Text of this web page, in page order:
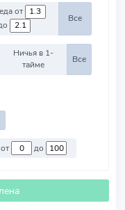
Победа от
Все
Ничья в 1-
тайме
Все
Против команд со стоимостью от до